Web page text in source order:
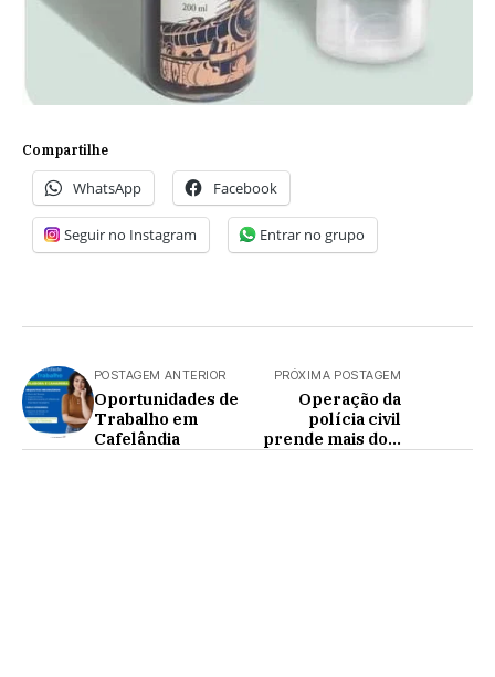
Compartilhe
WhatsApp Facebook
Seguir no Instagram Entrar no grupo
POSTAGEM ANTERIOR
Oportunidades de
Trabalho em
Cafelândia
PRÓXIMA POSTAGEM
Operação da
polícia civil
prende mais dois